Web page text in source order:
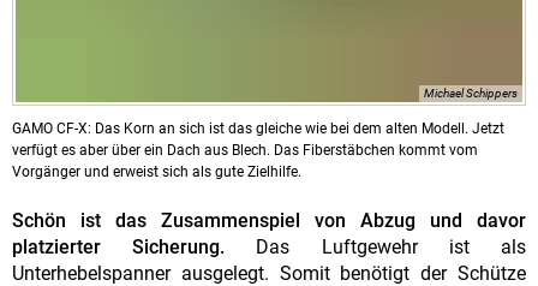
Michael Schippers
GAMO CF-X: Das Korn an sich ist das gleiche wie bei dem alten Modell. Jetzt
verfügt es aber über ein Dach aus Blech. Das Fiberstäbchen kommt vom
Vorgänger und erweist sich als gute Zielhilfe.
Schön ist das Zusammenspiel von Abzug und davor
platzierter Sicherung. Das Luftgewehr ist als
Unterhebelspanner ausgelegt. Somit benötigt der Schütze